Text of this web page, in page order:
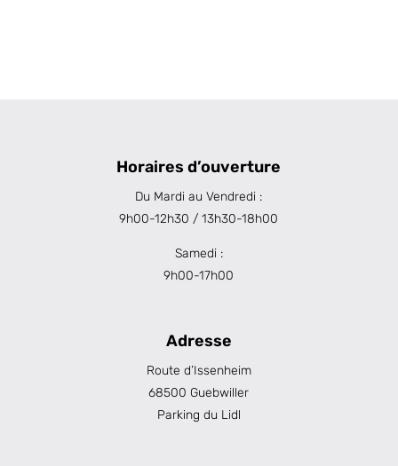
Horaires d’ouverture
Du Mardi au Vendredi :
9h00-12h30 / 13h30-18h00
Samedi :
9h00-17h00
Adresse
Route d’Issenheim
68500 Guebwiller
Parking du Lidl